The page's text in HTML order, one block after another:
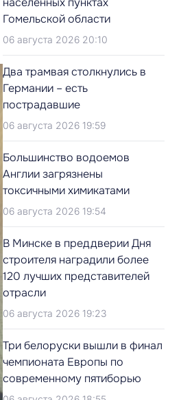
Гомельской области
06 августа 2026 20:10
Два трамвая столкнулись в
Германии – есть
пострадавшие
06 августа 2026 19:59
Большинство водоемов
Англии загрязнены
токсичными химикатами
06 августа 2026 19:54
В Минске в преддверии Дня
строителя наградили более
120 лучших представителей
отрасли
06 августа 2026 19:23
Три белоруски вышли в финал
чемпионата Европы по
современному пятиборью